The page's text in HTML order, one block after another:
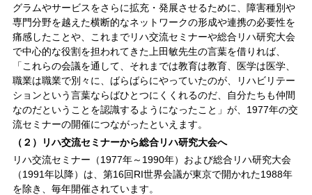
グラムやサービスをさらに拡充・発展させるために、障害種別や
専門分野を越えた横断的なネットワークの形成や連携の必要性を
痛感したことや、これまでリハ交流セミナーや総合リハ研究大会
で中心的な役割を担われてきた上田敏先生の言葉を借りれば、
「これらの会議を通して、それまでは教育は教育、医学は医学、
職業は職業で別々に、ばらばらにやっていたのが、リハビリテー
ションという言葉ならばひとつにくくれるのだ、自分たちも仲間
なのだということを認識するようになったこと」が、1977年の交
流セミナーの開催につながったといえます。
（２）リハ交流セミナーから総合リハ研究大会へ
リハ交流セミナー（1977年～1990年）および総合リハ研究大会
（1991年以降）は、第16回RI世界会議が東京で開かれた1988年
を除き、毎年開催されています。